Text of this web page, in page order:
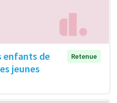
enfants de
jeunes
Retenue